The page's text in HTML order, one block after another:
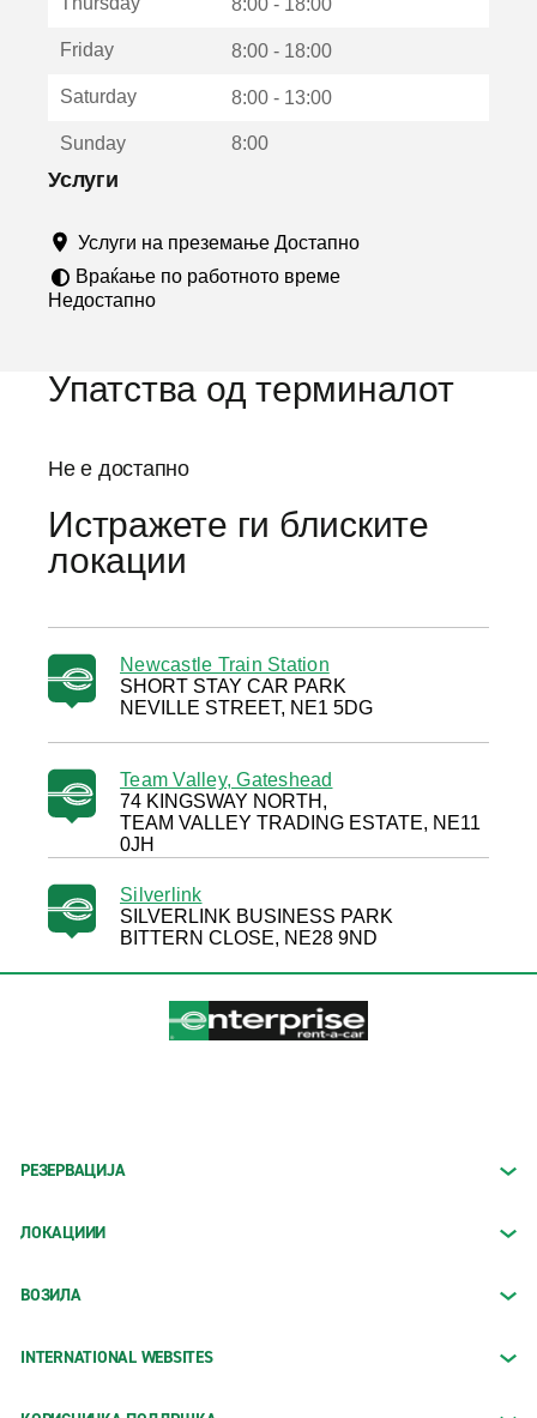
о
р
8:00 - 18:00
Friday 8:00 - 18:00
Saturday 8:00 - 13:00
Sunday 8:00
Услуги
Услуги на преземање Достапно
Враќање по работното време
Недостапно
Упатства од терминалот
Не е достапно
Истражете ги блиските
локации
Newcastle Train Station
SHORT STAY CAR PARK
NEVILLE STREET, NE1 5DG
Team Valley, Gateshead
74 KINGSWAY NORTH,
TEAM VALLEY TRADING ESTATE, NE11
0JH
Silverlink
SILVERLINK BUSINESS PARK
BITTERN CLOSE, NE28 9ND
РЕЗЕРВАЦИЈА
ЛОКАЦИИИ
ВОЗИЛА
INTERNATIONAL WEBSITES